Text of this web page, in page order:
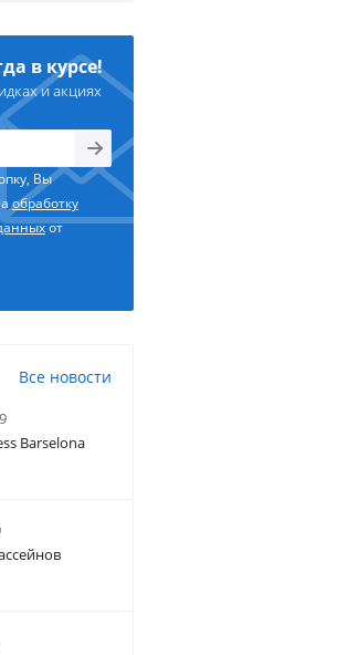
в курсе!
и акциях
Вы
обработку
от
Все новости
Barselona